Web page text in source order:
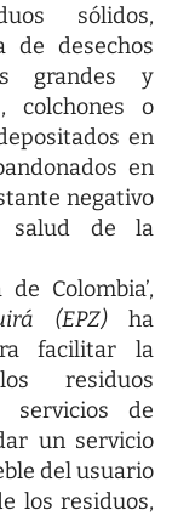
sólidos,
de desechos
grandes y
colchones o
en
en
negativo
salud de la
Colombia’,
(EPZ) ha
facilitar la
residuos
servicios de
un servicio
del usuario
los residuos,